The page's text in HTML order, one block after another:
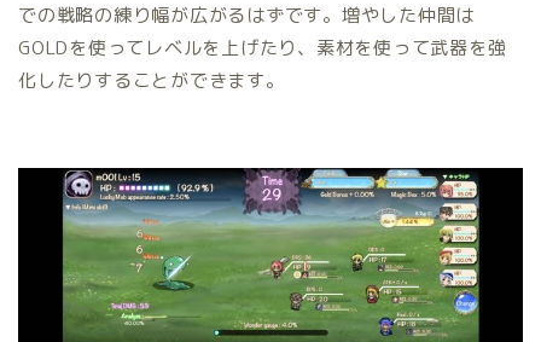
での戦略の練り幅が広がるはずです。増やした仲間は
GOLDを使ってレベルを上げたり、素材を使って武器を強
化したりすることができます。